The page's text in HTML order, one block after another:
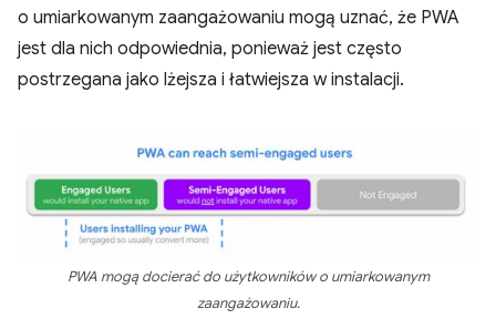
o umiarkowanym zaangażowaniu mogą uznać, że PWA
jest dla nich odpowiednia, ponieważ jest często
postrzegana jako lżejsza i łatwiejsza w instalacji.
PWA mogą docierać do użytkowników o umiarkowanym
zaangażowaniu.